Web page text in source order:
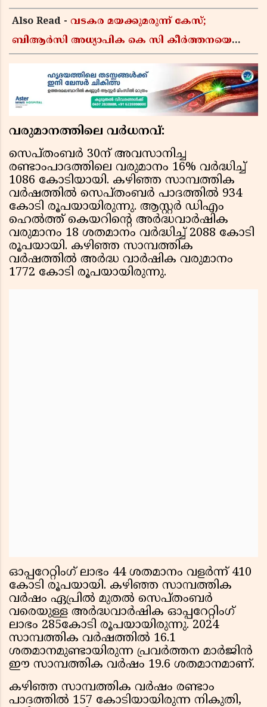
Also Read - വടകര മയക്കുമരുന്ന് കേസ്;
ബിആർസി അധ്യാപിക കെ സി കീർത്തനയെ
വരുമാനത്തിലെ വര്‍ധനവ്:
സെപ്തംബര്‍ 30ന് അവസാനിച്ച
രണ്ടാംപാദത്തിലെ വരുമാനം 16% വര്‍ദ്ധിച്ച്
1086 കോടിയായി. കഴിഞ്ഞ സാമ്പത്തിക
വര്‍ഷത്തില്‍ സെപ്തംബര്‍ പാദത്തില്‍ 934
കോടി രൂപയായിരുന്നു. ആസ്റ്റര്‍ ഡിഎം
ഹെല്‍ത്ത് കെയറിന്റെ അര്‍ദ്ധവാര്‍ഷിക
വരുമാനം 18 ശതമാനം വര്‍ദ്ധിച്ച് 2088 കോടി
രൂപയായി. കഴിഞ്ഞ സാമ്പത്തിക
വര്‍ഷത്തില്‍ അര്‍ദ്ധ വാര്‍ഷിക വരുമാനം
1772 കോടി രൂപയായിരുന്നു.
ഓപ്പറേറ്റിംഗ് ലാഭം 44 ശതമാനം വളര്‍ന്ന് 410
കോടി രൂപയായി. കഴിഞ്ഞ സാമ്പത്തിക
വര്‍ഷം ഏപ്രില്‍ മുതല്‍ സെപ്തംബര്‍
വരെയുള്ള അര്‍ദ്ധവാര്‍ഷിക ഓപ്പറേറ്റിംഗ്
ലാഭം 285കോടി രൂപയായിരുന്നു. 2024
സാമ്പത്തിക വര്‍ഷത്തില്‍ 16.1
ശതമാനമുണ്ടായിരുന്ന പ്രവര്‍ത്തന മാര്‍ജിന്‍
ഈ സാമ്പത്തിക വര്‍ഷം 19.6 ശതമാനമാണ്.
കഴിഞ്ഞ സാമ്പത്തിക വര്‍ഷം രണ്ടാം
പാദത്തില്‍ 157 കോടിയായിരുന്ന നികുതി,